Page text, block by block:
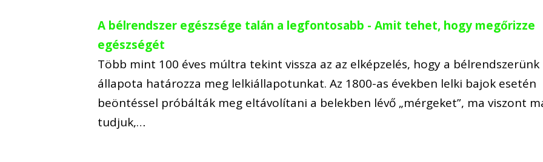
A bélrendszer egészsége talán a legfontosabb - Amit tehet, hogy megőrizze
egészségét
Több mint 100 éves múltra tekint vissza az az elképzelés, hogy a bélrendszerünk
állapota határozza meg lelkiállapotunkat. Az 1800-as években lelki bajok esetén
beöntéssel próbálták meg eltávolítani a belekben lévő „mérgeket”, ma viszont
tudjuk,…